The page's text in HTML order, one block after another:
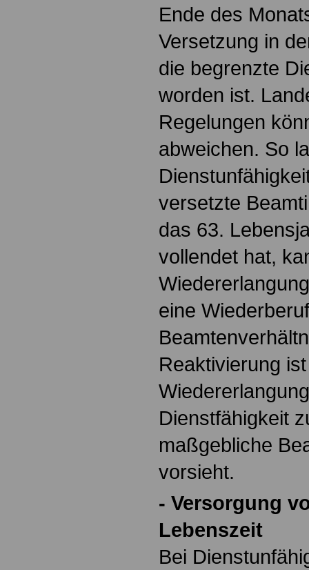
Ende des
Versetzung in
die begrenzte
worden ist.
Regelungen
abweichen. So
versetzte
das 63.
vollendet hat,
eine
Reaktivierung
Dienstfähigkeit
maßgebliche
vorsieht.
- Versorgung
Lebenszeit
Bei